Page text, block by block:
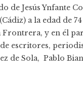
de Jesús Ynfante
a la edad de
Frontrera, y en él
escritores,
de Sola, Pablo